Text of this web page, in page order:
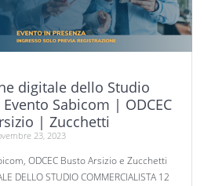
digitale dello Studio
Sabicom | ODCEC
| Zucchetti
23, 2023
ODCEC Busto Arsizio e Zucchetti
DELLO STUDIO COMMERCIALISTA 12